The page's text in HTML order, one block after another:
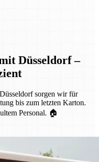
Düsseldorf –
sorgen wir für
bis zum letzten Karton.
Personal. 🏠